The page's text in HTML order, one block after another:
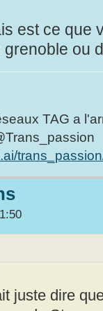
est ce que
ou
TAG a
juste dire